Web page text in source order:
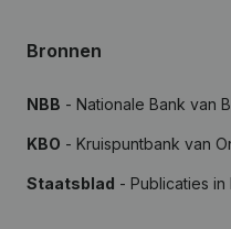
Bronnen
NBB - Nationale Bank van
KBO - Kruispuntbank van
Staatsblad - Publicaties in